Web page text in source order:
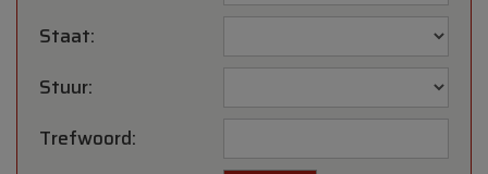
Staat:
Stuur:
Trefwoord: